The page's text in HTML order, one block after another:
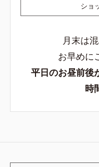
ショ
月末は
お早めに
平日のお昼前後
時